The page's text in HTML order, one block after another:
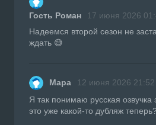
Гость Роман 17 июня 2026
Надеемся второй сезон не
ждать 😅
Mapa 12 июня 2026 21:52
Я так понимаю русская
это уже какой-то дубляж